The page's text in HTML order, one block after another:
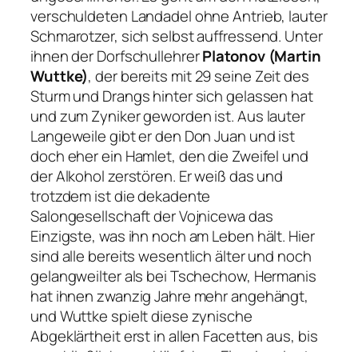
verschuldeten Landadel ohne Antrieb, lauter
Schmarotzer, sich selbst auffressend. Unter
ihnen der DorfschullehrerPlatonov (Martin
Wuttke), der bereits mit 29 seine Zeit des
Sturm und Drangs hinter sich gelassen hat
und zum Zyniker geworden ist. Aus lauter
Langeweile gibt er den Don Juan und ist
doch eher ein Hamlet, den die Zweifel und
der Alkohol zerstören. Er weiß das und
trotzdem ist die dekadente
Salongesellschaft der Vojnicewa das
Einzigste, was ihn noch am Leben hält. Hier
sind alle bereits wesentlich älter und noch
gelangweilter als bei Tschechow, Hermanis
hat ihnen zwanzig Jahre mehr angehängt,
und Wuttke spielt diese zynische
Abgeklärtheit erst in allen Facetten aus, bis